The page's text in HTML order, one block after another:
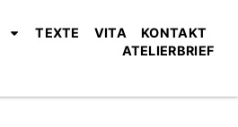
TEXTE VITA
KONTAKT
ATELIERBRIEF